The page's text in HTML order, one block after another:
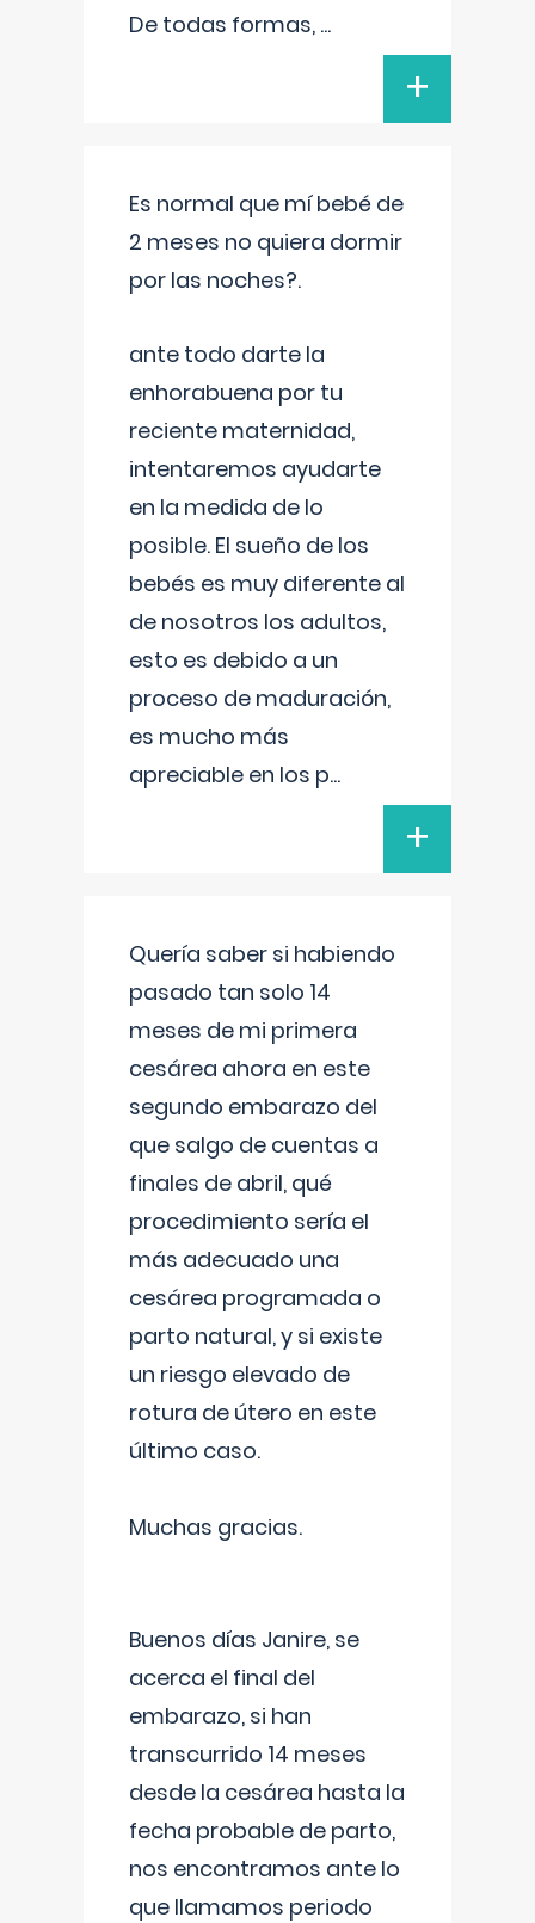
De todas formas, ...
+
Es normal que mí bebé de
2 meses no quiera dormir
por las noches?.
ante todo darte la
enhorabuena por tu
reciente maternidad,
intentaremos ayudarte
en la medida de lo
posible. El sueño de los
bebés es muy diferente al
de nosotros los adultos,
esto es debido a un
proceso de maduración,
es mucho más
apreciable en los p...
+
Quería saber si habiendo
pasado tan solo 14
meses de mi primera
cesárea ahora en este
segundo embarazo del
que salgo de cuentas a
finales de abril, qué
procedimiento sería el
más adecuado una
cesárea programada o
parto natural, y si existe
un riesgo elevado de
rotura de útero en este
último caso.
Muchas gracias.
Buenos días Janire, se
acerca el final del
embarazo, si han
transcurrido 14 meses
desde la cesárea hasta la
fecha probable de parto,
nos encontramos ante lo
que llamamos periodo